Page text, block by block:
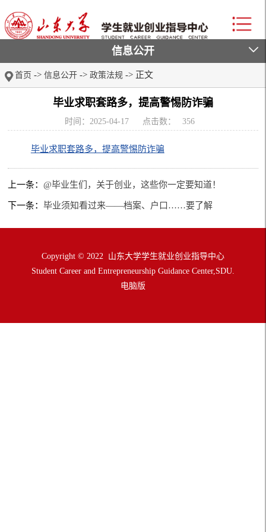
信息公开
首页 -> 信息公开 -> 政策法规 -> 正文
毕业求职套路多，提高警惕防诈骗
时间：2025-04-17 点击数： 356
毕业求职套路多，提高警惕防诈骗
上一条：@毕业生们，关于创业，这些你一定要知道！
下一条：毕业须知看过来——档案、户口……要了解
Copyright © 2022 山东大学学生就业创业指导中心
Student Career and Entrepreneurship Guidance Center,SDU.
电脑版